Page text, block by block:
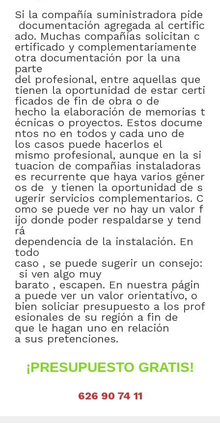
Si la compañía suministradora pide
documentación agregada al certific
ado. Muchas compañías solicitan c
ertificado y complementariamente
otra documentación por la una
parte
del profesional, entre aquellas que
tienen la oportunidad de estar certi
ficados de fin de obra o de
hecho la elaboración de memorias t
écnicas o proyectos. Estos docume
ntos no en todos y cada uno de
los casos puede hacerlos el
mismo profesional, aunque en la si
tuacion de compañias instaladoras
es recurrente que haya varios géner
os de y tienen la oportunidad de s
ugerir servicios complementarios. C
omo se puede ver no hay un valor f
ijo donde poder respaldarse y tend
rá
dependencia de la instalación. En
todo
caso , se puede sugerir un consejo:
si ven algo muy
barato , escapen. En nuestra págin
a puede ver un valor orientativo, o
bien soliciar presupuesto a los prof
esionales de su región a fin de
que le hagan uno en relación
a sus pretenciones.
¡PRESUPUESTO GRATIS!
626 90 74 11